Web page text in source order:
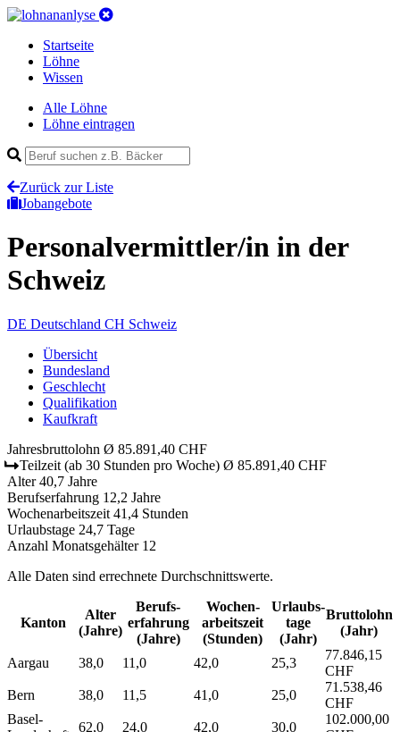
Startseite
Löhne
Wissen
Alle Löhne
Löhne eintragen
Zurück zur Liste
Jobangebote
Personalvermittler/in in der
Schweiz
DE Deutschland CH Schweiz
Übersicht
Bundesland
Geschlecht
Qualifikation
Kaufkraft
Jahresbruttolohn Ø 85.891,40 CHF
Teilzeit (ab 30 Stunden pro Woche) Ø 85.891,40 CHF
Alter 40,7 Jahre
Berufserfahrung 12,2 Jahre
Wochenarbeitszeit 41,4 Stunden
Urlaubstage 24,7 Tage
Anzahl Monatsgehälter 12
Alle Daten sind errechnete Durchschnittswerte.
Kanton
Alter
(Jahre)
Berufs­
erfahrung
(Jahre)
Wochen­
arbeitszeit
(Stunden)
Urlaubs­
tage
(Jahr)
Bruttolohn
(Jahr)
Aargau 38,0 11,0 42,0 25,3
77.846,15
CHF
Bern
38,0 11,5 41,0 25,0
71.538,46
CHF
Basel-
62,0 24,0 42,0 30,0
102.000,00